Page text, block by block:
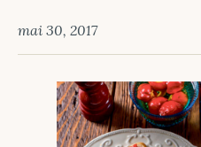
mai 30, 2017